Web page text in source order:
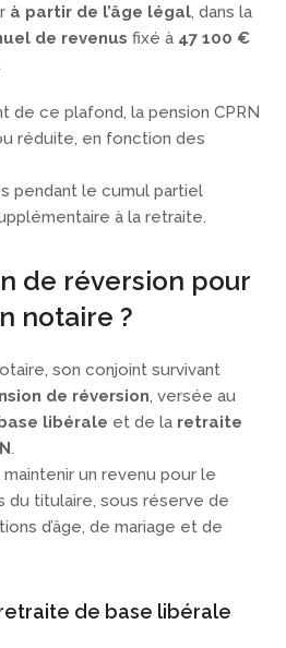
à partir de l’âge légal, dans la
de revenus fixé à 47 100 €
de ce plafond, la pension CPRN
réduite, en fonction des
pendant le cumul partiel
à la retraite.
de réversion pour
notaire ?
son conjoint survivant
de réversion, versée au
libérale et de la retraite
.
un revenu pour le
du titulaire, sous réserve de
d’âge, de mariage et de
de base libérale